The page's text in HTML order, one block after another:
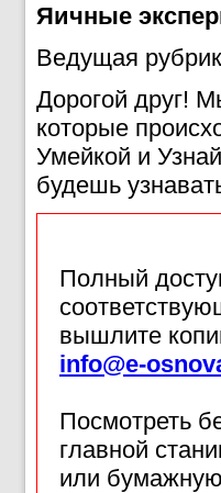
Яичные
Ведущая
Дорогой друг!
которые
Умейкой и
будешь
Полный
вышлите
info@e-
Посмотреть
главной
или